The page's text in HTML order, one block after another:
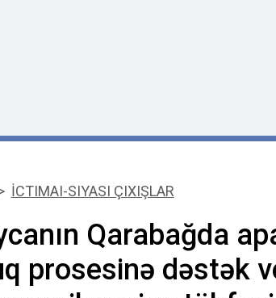
İCTIMAI-SIYASI ÇIXIŞLAR
Qarabağda
prosesinə dəstək